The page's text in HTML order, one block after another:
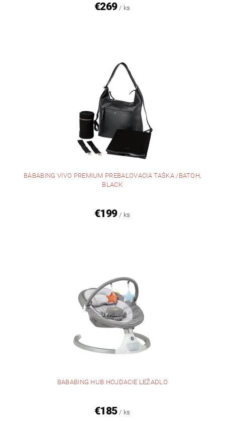
€269 / ks
BABABING VIVO PREMIUM PREBAĽOVACIA TAŠKA /BATOH,
BLACK
€199 / ks
BABABING HUB HOJDACIE LEŽADLO
€185 / ks